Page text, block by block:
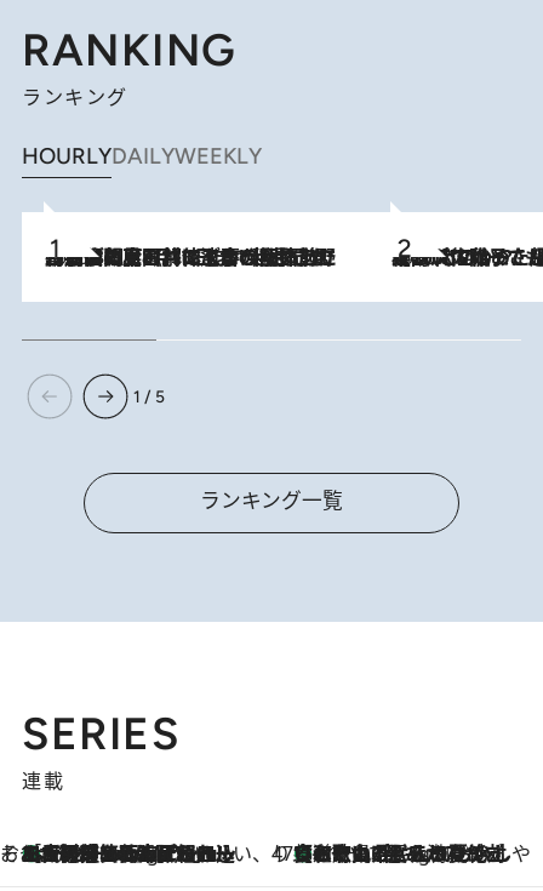
RANKING
ランキング
HOURLYDAILYWEEKLY
2026.8.8
「最後に見られてよかった」上野動物園の東園パンダ舎が解体前に特別公開。8月16日まで延長されたパネル展と共に辿る“半世紀”のパンダ飼育《解体工事の図面あり》 2026.8.5
【阿川佐和子さんの年とる力】なぜ70代で始めた趣味は“こんなに楽しい”のか？ ピアノ、俳句…スランプに陥っても続けられる“ある秘訣”とは
1 / 5
ランキング一覧
SERIES
連載
そおだよおこの関西おいしい、おやつ紀行
11 Hours Ago
［大阪府箕面市］一皿一皿目の前で仕上げられる、料理を巧みに組み込んだアシェットデセールコース「ミチル アシェット デセール（Michiru assiette dessert）」 47都道府県の手みやげ ひんやりスイーツで夏を満喫
11 Hours Ago
【和歌山県】この夏絶対食べたい 冷やしておいしいおやつ3選 みかんがごろっと丸ごと入ったジュレ